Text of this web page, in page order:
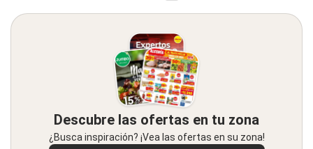
Descubre las ofertas en tu zona
¿Busca inspiración? ¡Vea las ofertas en su zona!